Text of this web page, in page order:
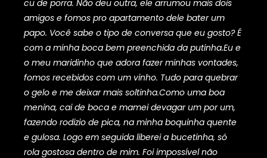
cu de porra. Não deu outra, ele arrumou mais dois
amigos e fomos pro apartamento dele bater um
papo. Você sabe o tipo de conversa que eu gosto? É
com a minha boca bem preenchida da putinha.Eu e
o meu maridinho que adora fazer minhas vontades,
fomos recebidos com um vinho. Tudo para quebrar
o gelo e me deixar mais soltinha.Como uma boa
menina, cai de boca e mamei devagar um por um,
fazendo rodizio de pica, na minha boquinha quente
e gulosa. Logo em seguida liberei a bucetinha, só
rola gostosa dentro de mim. Foi impossível não